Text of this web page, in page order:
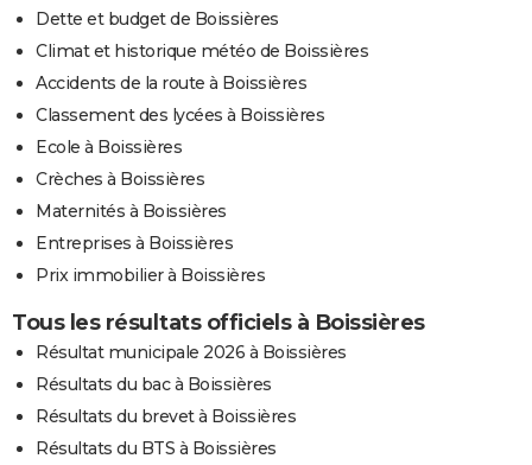
Dette et budget de Boissières
Climat et historique météo de Boissières
Accidents de la route à Boissières
Classement des lycées à Boissières
Ecole à Boissières
Crèches à Boissières
Maternités à Boissières
Entreprises à Boissières
Prix immobilier à Boissières
Tous les résultats officiels à Boissières
Résultat municipale 2026 à Boissières
Résultats du bac à Boissières
Résultats du brevet à Boissières
Résultats du BTS à Boissières